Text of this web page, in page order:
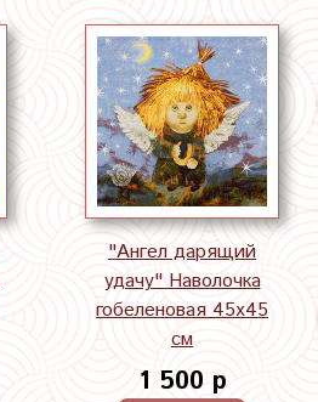
"Ангел дарящий
удачу" Наволочка
гобеленовая 45х45
см
1 500 р